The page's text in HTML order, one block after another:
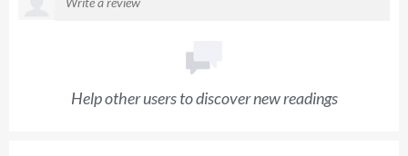
Help other users to discover new readings